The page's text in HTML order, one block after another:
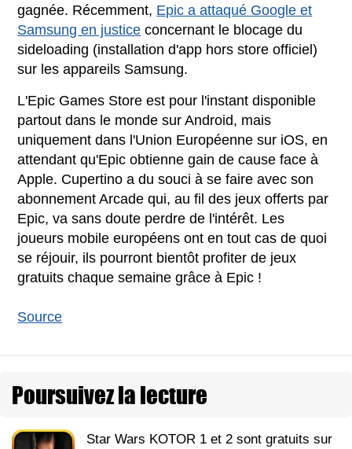
gagnée. Récemment, Epic a attaqué Google et
Samsung en justice concernant le blocage du
sideloading (installation d'app hors store officiel)
sur les appareils Samsung.
L'Epic Games Store est pour l'instant disponible
partout dans le monde sur Android, mais
uniquement dans l'Union Européenne sur iOS, en
attendant qu'Epic obtienne gain de cause face à
Apple. Cupertino a du souci à se faire avec son
abonnement Arcade qui, au fil des jeux offerts par
Epic, va sans doute perdre de l'intérêt. Les
joueurs mobile européens ont en tout cas de quoi
se réjouir, ils pourront bientôt profiter de jeux
gratuits chaque semaine grâce à Epic !
Source
Poursuivez la lecture
Star Wars KOTOR 1 et 2 sont gratuits sur